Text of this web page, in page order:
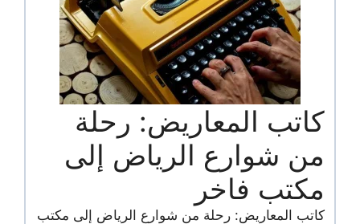
كاتب المعاريض: رحلة
من شوارع الرياض إلى
مكتب فاخر
كاتب المعاريض: رحلة من شوارع الرياض إلى مكتب